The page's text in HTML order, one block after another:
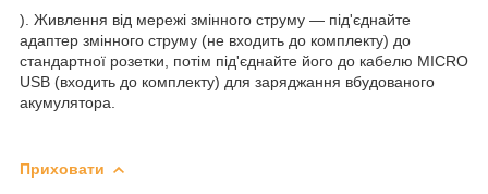
). Живлення від мережі змінного струму — під'єднайте
адаптер змінного струму (не входить до комплекту) до
стандартної розетки, потім під'єднайте його до кабелю MICRO
USB (входить до комплекту) для заряджання вбудованого
акумулятора.
Приховати